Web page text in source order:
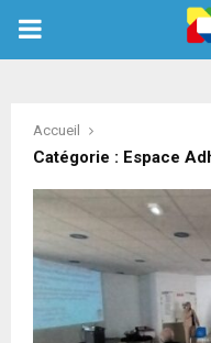
PRIMARY
Accueil
Catégorie : Espace